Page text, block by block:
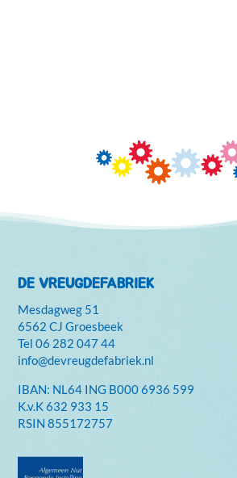
DE VREUGDEFABRIEK
Mesdagweg 51
6562 CJ Groesbeek
Tel06 282 047 44
info@devreugdefabriek.nl
IBAN: NL64 ING B000 6936 599
K.v.K632 933 15
RSIN 855172757